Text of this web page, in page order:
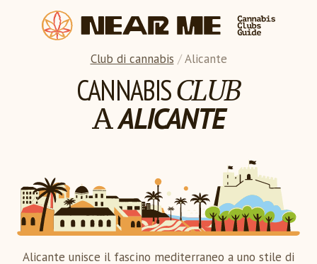
Club di cannabis / Alicante
CANNABISCLUB
AALICANTE
Alicante unisce il fascino mediterraneo a uno stile di